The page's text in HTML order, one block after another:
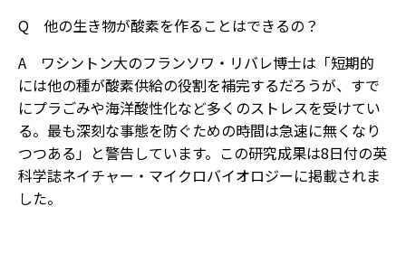
Q 他の生き物が酸素を作ることはできるの？
A ワシントン大のフランソワ・リバレ博士は「短期的
には他の種が酸素供給の役割を補完するだろうが、すで
にプラごみや海洋酸性化など多くのストレスを受けてい
る。最も深刻な事態を防ぐための時間は急速に無くなり
つつある」と警告しています。この研究成果は8日付の英
科学誌ネイチャー・マイクロバイオロジーに掲載されま
した。